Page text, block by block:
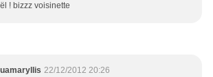
! bizzz voisinette
22/12/2012 20:26